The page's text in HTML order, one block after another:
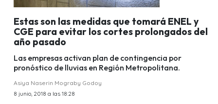
Estas son las medidas que tomará ENEL y
CGE para evitar los cortes prolongados del
año pasado
Las empresas activan plan de contingencia por
pronóstico de lluvias en Región Metropolitana.
Asiya Naserin Mograby Godoy
8 junio, 2018 a las 18:28